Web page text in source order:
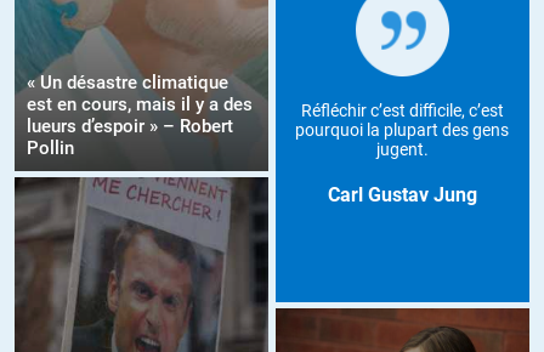
« Un désastre climatique
est en cours, mais il y a des
lueurs d’espoir » – Robert
Pollin
Réfléchir c’est difficile, c’est
pourquoi la plupart des gens
jugent.
Carl Gustav Jung